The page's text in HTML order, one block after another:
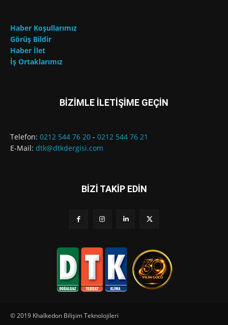
Haber Koşullarımız
Görüş Bildir
Haber İlet
İş Ortaklarımız
BİZİMLE İLETİŞİME GEÇİN
Telefon: 0212 544 76 20 - 0212 544 76 21
E-Mail: dtk@dtkdergisi.com
BİZİ TAKİP EDİN
© 2019 Khalkedon Bilişim Teknolojileri